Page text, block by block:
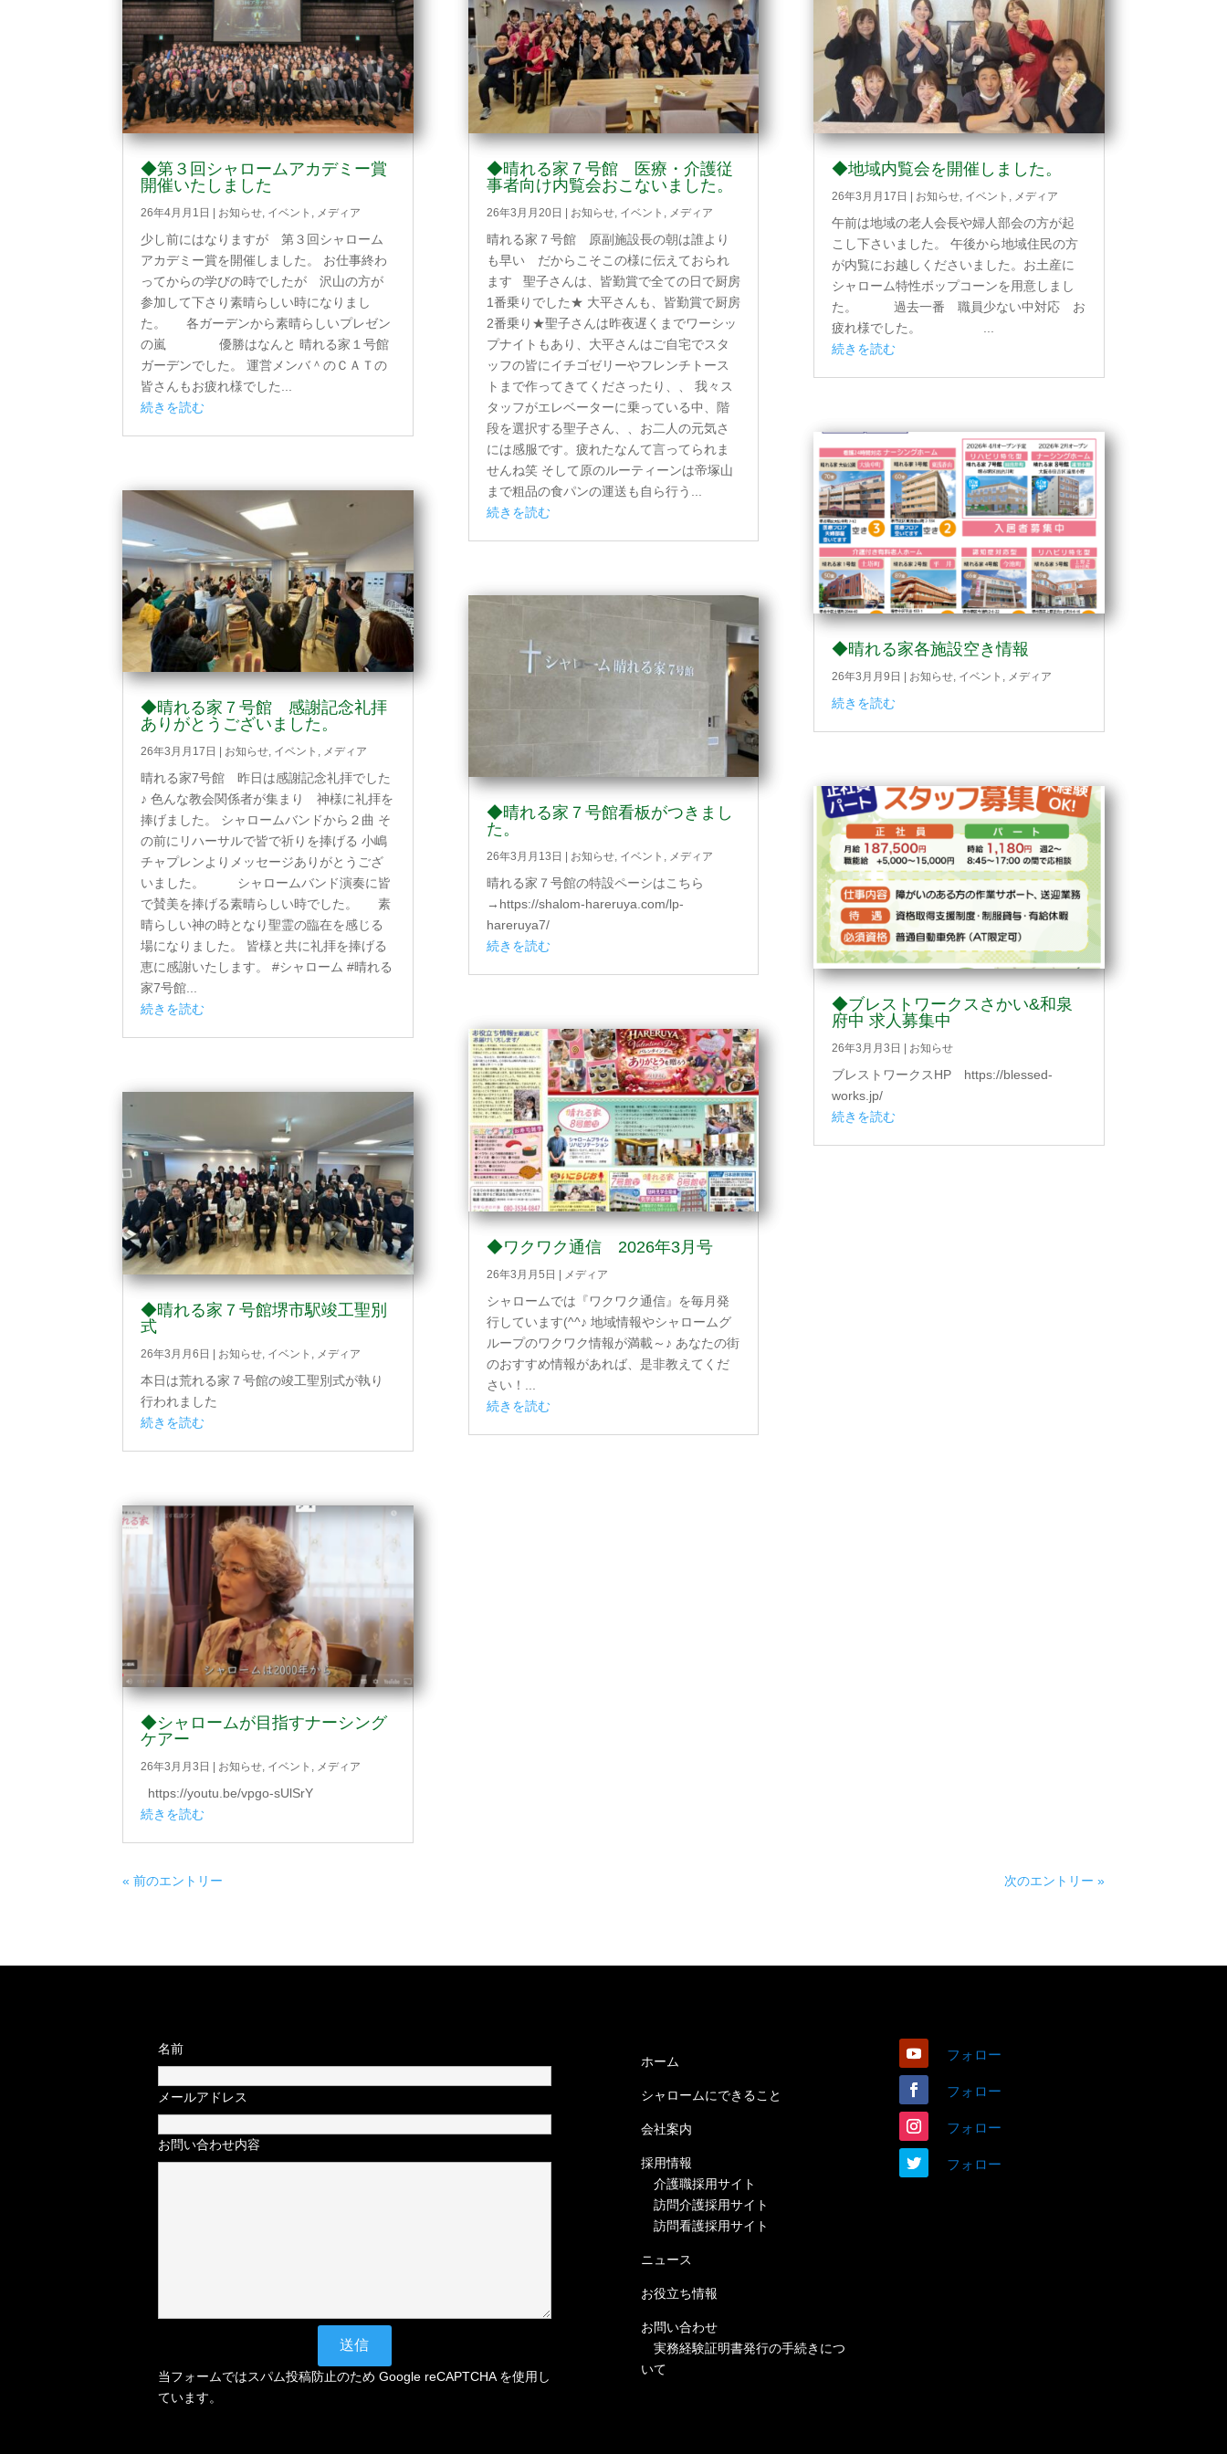
◆第３回シャロームアカデミー賞
開催いたしました
26年4月月1日 | お知らせ イベント メディア
少し前にはなりますが 第３回シャローム
アカデミー賞を開催しました。 お仕事終わ
ってからの学びの時でしたが 沢山の方が
参加して下さり素晴らしい時になりまし
た。 各ガーデンから素晴らしいプレゼン
の嵐 優勝はなんと 晴れる家１号館
ガーデンでした。 運営メンバ＾のＣＡＴの
皆さんもお疲れ様でした...
続きを読む
◆晴れる家７号館 感謝記念礼拝
ありがとうございました。
26年3月月17日 お知らせ, イベント , メディア
晴れる家7号館 昨日は感謝記念礼拝でした
♪ 色んな教会関係者が集まり 神様に礼拝を
捧げました。 シャロームバンドから２曲 そ
の前にリハーサルで皆で祈りを捧げる 小嶋
チャプレンよりメッセージありがとうござ
いました。 シャロームバンド演奏に皆
で賛美を捧げる素晴らしい時でした。 素
晴らしい神の時となり聖霊の臨在を感じる
場になりました。 皆様と共に礼拝を捧げる
恵に感謝いたします。 #シャローム #晴れる
家7号館...
続きを読む
◆晴れる家７号館堺市駅竣工聖別
式
26年3月月6日 | お知らせ イベント メディア
本日は荒れる家７号館の竣工聖別式が執り
行われました
続きを読む
◆シャロームが目指すナーシング
ケアー
26年3月月3日 お知らせ, イベント , メディア
https://youtu.be/vpgo-sUlSrY
続きを読む
◆晴れる家７号館 医療・介護従
事者向け内覧会おこないました。
26年3月月20日 | お知らせ, イベント メディア
晴れる家７号館 原副施設長の朝は誰より
も早い だからこそこの様に伝えておられ
ます 聖子さんは、皆勤賞で全ての日で厨房
1番乗りでした★ 大平さんも、皆勤賞で厨房
2番乗り★聖子さんは昨夜遅くまでワーシッ
プナイトもあり、大平さんはご自宅でスタ
ッフの皆にイチゴゼリーやフレンチトース
トまで作ってきてくださったり、、 我々ス
タッフがエレベーターに乗っている中、階
段を選択する聖子さん、、お二人の元気さ
には感服です。疲れたなんて言ってられま
せんね笑 そして原のルーティーンは帝塚山
まで粗品の食パンの運送も自ら行う...
続きを読む
◆晴れる家７号館看板がつきまし
た。
26年3月月13日 お知らせ, イベント , メディア
晴れる家７号館の特設ペーシはこちら
→https://shalom-hareruya.com/lp-
hareruya7/
続きを読む
◆ワクワク通信 2026年3月号
26年3月月5日 | メディア
シャロームでは『ワクワク通信』を毎月発
行しています(^^♪ 地域情報やシャロームグ
ループのワクワク情報が満載～♪ あなたの街
のおすすめ情報があれば、是非教えてくだ
さい！...
続きを読む
◆地域内覧会を開催しました。
26年3月月17日 | お知らせ, イベント メディア
午前は地域の老人会長や婦人部会の方が起
こし下さいました。 午後から地域住民の方
が内覧にお越しくださいました。お土産に
シャローム特性ボップコーンを用意しまし
た。 過去一番 職員少ない中対応 お
疲れ様でした。 ...
続きを読む
◆晴れる家各施設空き情報
26年3月月9日 お知らせ, イベント , メディア
続きを読む
◆ブレストワークスさかい&和泉
府中 求人募集中
26年3月月3日 | お知らせ
ブレストワークスHP https://blessed-
works.jp/
続きを読む
« 前のエントリー 次のエントリー »
名前
メールアドレス
お問い合わせ内容
当フォームではスパム投稿防止のため Google reCAPTCHA を使用し
ています。
ホーム
シャロームにできること
会社案内
採用情報
介護職採用サイト
訪問介護採用サイト
訪問看護採用サイト
ニュース
お役立ち情報
お問い合わせ
実務経験証明書発行の手続きにつ
いて
フォロー
フォロー
フォロー
フォロー